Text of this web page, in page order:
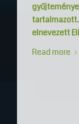
tartalmazott.
elnevezett
Read more